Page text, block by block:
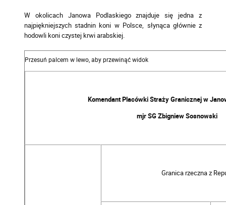
W okolicach Janowa Podlaskiego znajduje się jedna z
najpiękniejszych stadnin koni w Polsce, słynąca głównie z
hodowli koni czystej krwi arabskiej.
Komendant Placówki Straży Granicznej w
mjr SG Zbigniew Sosnowski
Granica rzeczna z